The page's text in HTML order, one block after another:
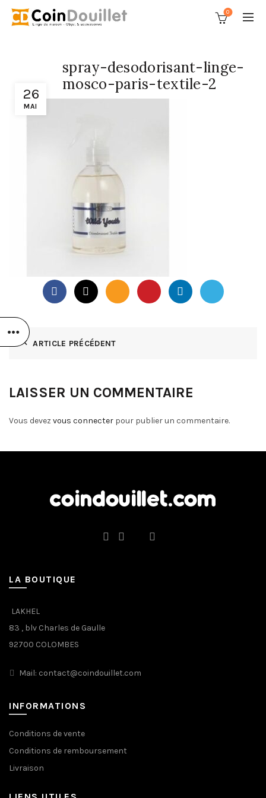
0
26
MAI
spray-desodorisant-linge-
mosco-paris-textile-2
ARTICLE PRÉCÉDENT
LAISSER UN COMMENTAIRE
Vous devez vous connecter pour publier un commentaire.
LA BOUTIQUE
LAKHEL
83 , blv Charles de Gaulle
92700 COLOMBES
Mail: contact@coindouillet.com
INFORMATIONS
Conditions de vente
Conditions de remboursement
Livraison